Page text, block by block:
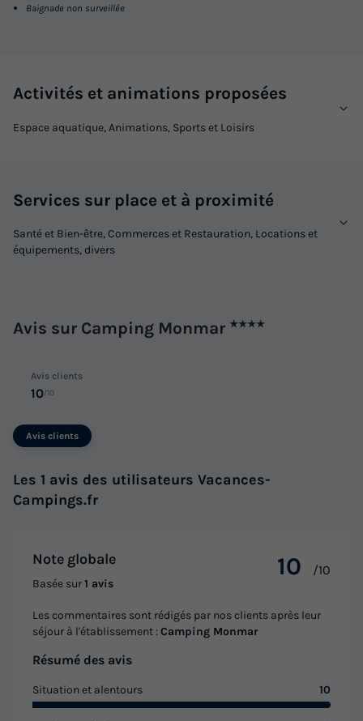
Baignade non surveillée
Activités et animations proposées
Espace aquatique, Animations, Sports et Loisirs
Services sur place et à proximité
Santé et Bien-être, Commerces et Restauration, Locations et
équipements, divers
Avis sur Camping Monmar ★★★★
Avis clients
10/10
Avis clients
Les 1 avis des utilisateurs Vacances-
Campings.fr
Note globale
Basée sur1 avis
10 /10
Les commentaires sont rédigés par nos clients après leur
séjour à l'établissement :Camping Monmar
Résumé des avis
Situation et alentours 10